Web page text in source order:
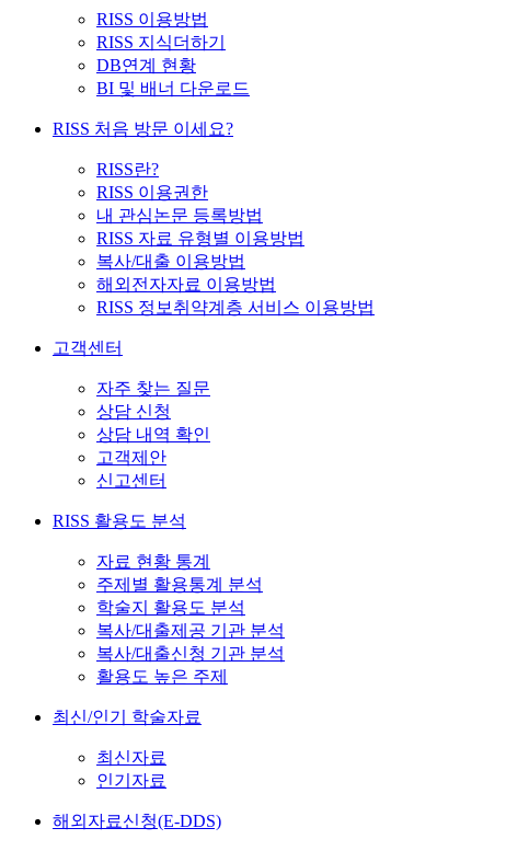
RISS 이용방법
RISS 지식더하기
DB연계 현황
BI 및 배너 다운로드
RISS 처음 방문 이세요?
RISS란?
RISS 이용권한
내 관심논문 등록방법
RISS 자료 유형별 이용방법
복사/대출 이용방법
해외전자자료 이용방법
RISS 정보취약계층 서비스 이용방법
고객센터
자주 찾는 질문
상담 신청
상담 내역 확인
고객제안
신고센터
RISS 활용도 분석
자료 현황 통계
주제별 활용통계 분석
학술지 활용도 분석
복사/대출제공 기관 분석
복사/대출신청 기관 분석
활용도 높은 주제
최신/인기 학술자료
최신자료
인기자료
해외자료신청(E-DDS)